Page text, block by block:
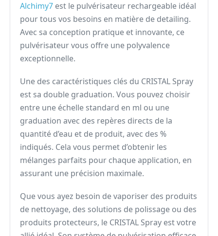
Alchimy7 est le pulvérisateur rechargeable idéal
pour tous vos besoins en matière de detailing.
Avec sa conception pratique et innovante, ce
pulvérisateur vous offre une polyvalence
exceptionnelle.
Une des caractéristiques clés du CRISTAL Spray
est sa double graduation. Vous pouvez choisir
entre une échelle standard en ml ou une
graduation avec des repères directs de la
quantité d’eau et de produit, avec des %
indiqués. Cela vous permet d’obtenir les
mélanges parfaits pour chaque application, en
assurant une précision maximale.
Que vous ayez besoin de vaporiser des produits
de nettoyage, des solutions de polissage ou des
produits protecteurs, le CRISTAL Spray est votre